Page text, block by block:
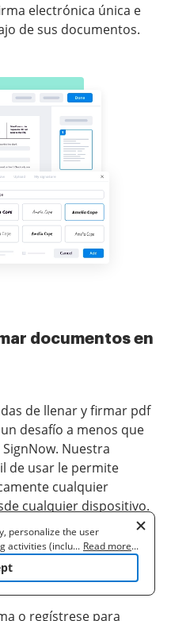
electrónica única e
de sus documentos.
documentos en
de llenar y firmar pdf
desafío a menos que
Nuestra
de usar le permite
cualquier
cualquier dispositivo.
a paso para
de llenar y
gratuita:
o regístrese para
personalize the user
activities (including
and for other business
more. By clicking "Accept"
... Read more...